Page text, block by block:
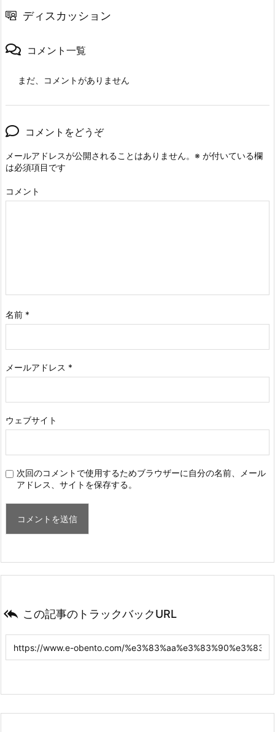
ディスカッション
コメント一覧
まだ、コメントがありません
コメントをどうぞ
メールアドレスが公開されることはありません。 ※ が付いている欄
は必須項目です
コメント
名前 *
メールアドレス *
ウェブサイト
次回のコメントで使用するためブラウザーに自分の名前、メール
アドレス、サイトを保存する。
 この記事のトラックバックURL